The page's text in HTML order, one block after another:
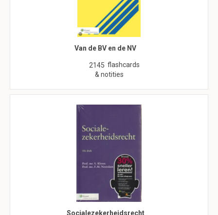
Van de BV en de NV
2145 flashcards
& notities
Socialezekerheidsrecht